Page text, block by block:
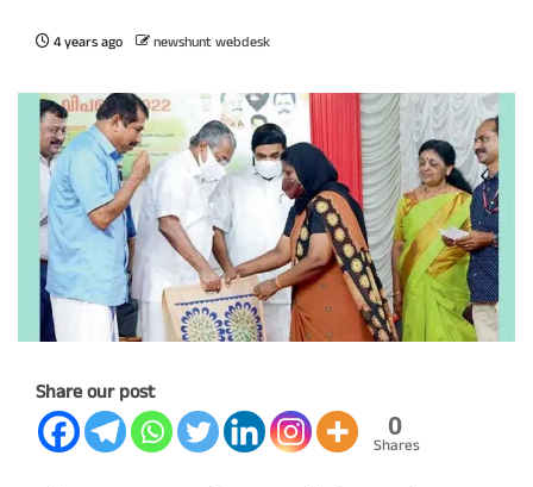
4 years ago newshunt webdesk
Share our post
0
Shares